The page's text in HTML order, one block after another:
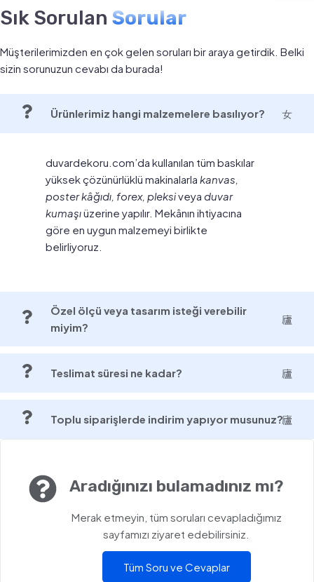
Sık Sorulan Sorular
Müşterilerimizden en çok gelen soruları bir araya getirdik. Belki
sizin sorunuzun cevabı da burada!
Ürünlerimiz hangi malzemelere basılıyor?
duvardekoru.com’da kullanılan tüm baskılar
yüksek çözünürlüklü makinalarla kanvas,
poster kâğıdı, forex, pleksiveya duvar
kumaşıüzerine yapılır. Mekânın ihtiyacına
göre en uygun malzemeyi birlikte
belirliyoruz.
Özel ölçü veya tasarım isteği verebilir
miyim?
Teslimat süresi ne kadar?
Toplu siparişlerde indirim yapıyor musunuz?
Aradığınızı bulamadınız mı?
Merak etmeyin, tüm soruları cevapladığımız
sayfamızı ziyaret edebilirsiniz.
Tüm Soru ve Cevaplar